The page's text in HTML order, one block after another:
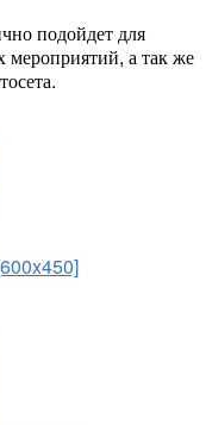
подойдет для
а так же